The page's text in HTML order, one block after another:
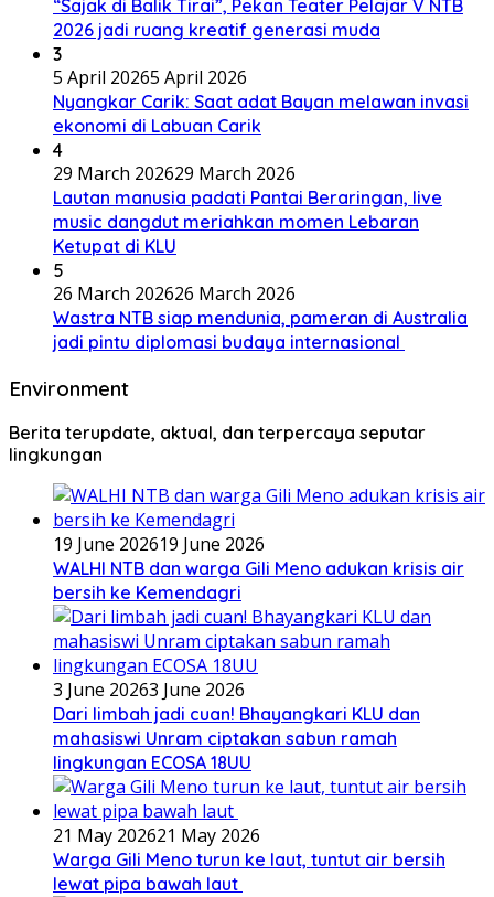
“Sajak di Balik Tirai”, Pekan Teater Pelajar V NTB
2026 jadi ruang kreatif generasi muda
3
5 April 20265 April 2026
Nyangkar Carik: Saat adat Bayan melawan invasi
ekonomi di Labuan Carik
4
29 March 202629 March 2026
Lautan manusia padati Pantai Beraringan, live
music dangdut meriahkan momen Lebaran
Ketupat di KLU
5
26 March 202626 March 2026
Wastra NTB siap mendunia, pameran di Australia
jadi pintu diplomasi budaya internasional
Environment
Berita terupdate, aktual, dan terpercaya seputar
lingkungan
19 June 202619 June 2026
WALHI NTB dan warga Gili Meno adukan krisis air
bersih ke Kemendagri
3 June 20263 June 2026
Dari limbah jadi cuan! Bhayangkari KLU dan
mahasiswi Unram ciptakan sabun ramah
lingkungan ECOSA 18UU
21 May 202621 May 2026
Warga Gili Meno turun ke laut, tuntut air bersih
lewat pipa bawah laut